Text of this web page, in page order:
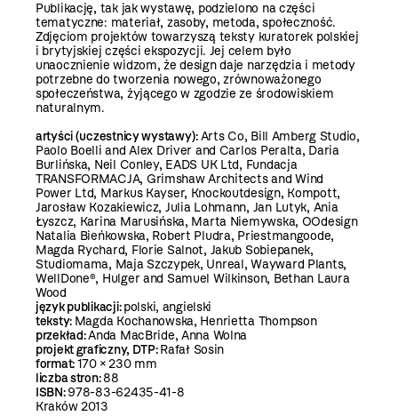
Publikację, tak jak wystawę, podzielono na części
tematyczne: materiał, zasoby, metoda, społeczność.
Zdjęciom projektów towarzyszą teksty kuratorek polskiej
i brytyjskiej części ekspozycji. Jej celem było
unaocznienie widzom, że design daje narzędzia i metody
potrzebne do tworzenia nowego, zrównoważonego
społeczeństwa, żyjącego w zgodzie ze środowiskiem
naturalnym.
artyści (uczestnicy wystawy):Arts Co, Bill Amberg Studio,
Paolo Boelli and Alex Driver and Carlos Peralta, Daria
Burlińska, Neil Conley, EADS UK Ltd, Fundacja
TRANSFORMACJA, Grimshaw Architects and Wind
Power Ltd, Markus Kayser, Knockoutdesign, Kompott,
Jarosław Kozakiewicz, Julia Lohmann, Jan Lutyk, Ania
Łyszcz, Karina Marusińska, Marta Niemywska, OOdesign
Natalia Bieńkowska, Robert Pludra, Priestmangoode,
Magda Rychard, Florie Salnot, Jakub Sobiepanek,
Studiomama, Maja Szczypek, Unreal, Wayward Plants,
WellDone®, Hulger and Samuel Wilkinson, Bethan Laura
Wood
język publikacji:polski, angielski
teksty: Magda Kochanowska, Henrietta Thompson
przekład:Anda MacBride, Anna Wolna
projekt graficzny, DTP:Rafał Sosin
format:170 × 230 mm
liczba stron:88
ISBN:978-83-62435-41-8
Kraków 2013